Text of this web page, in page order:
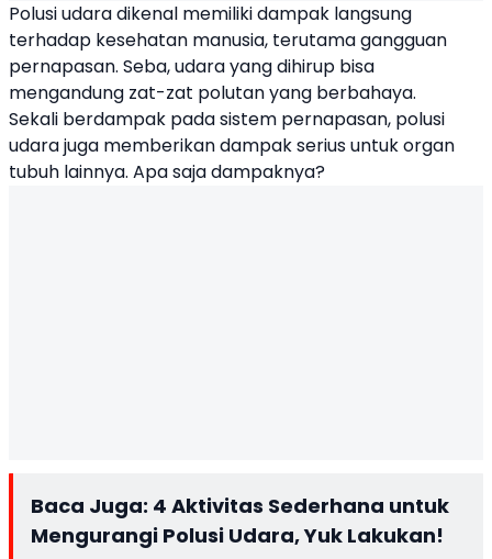
Polusi udara dikenal memiliki dampak langsung
terhadap kesehatan manusia, terutama gangguan
pernapasan. Seba, udara yang dihirup bisa
mengandung zat-zat polutan yang berbahaya.
Sekali berdampak pada sistem pernapasan, polusi
udara juga memberikan dampak serius untuk organ
tubuh lainnya. Apa saja dampaknya?
Baca Juga: 4 Aktivitas Sederhana untuk
Mengurangi Polusi Udara, Yuk Lakukan!